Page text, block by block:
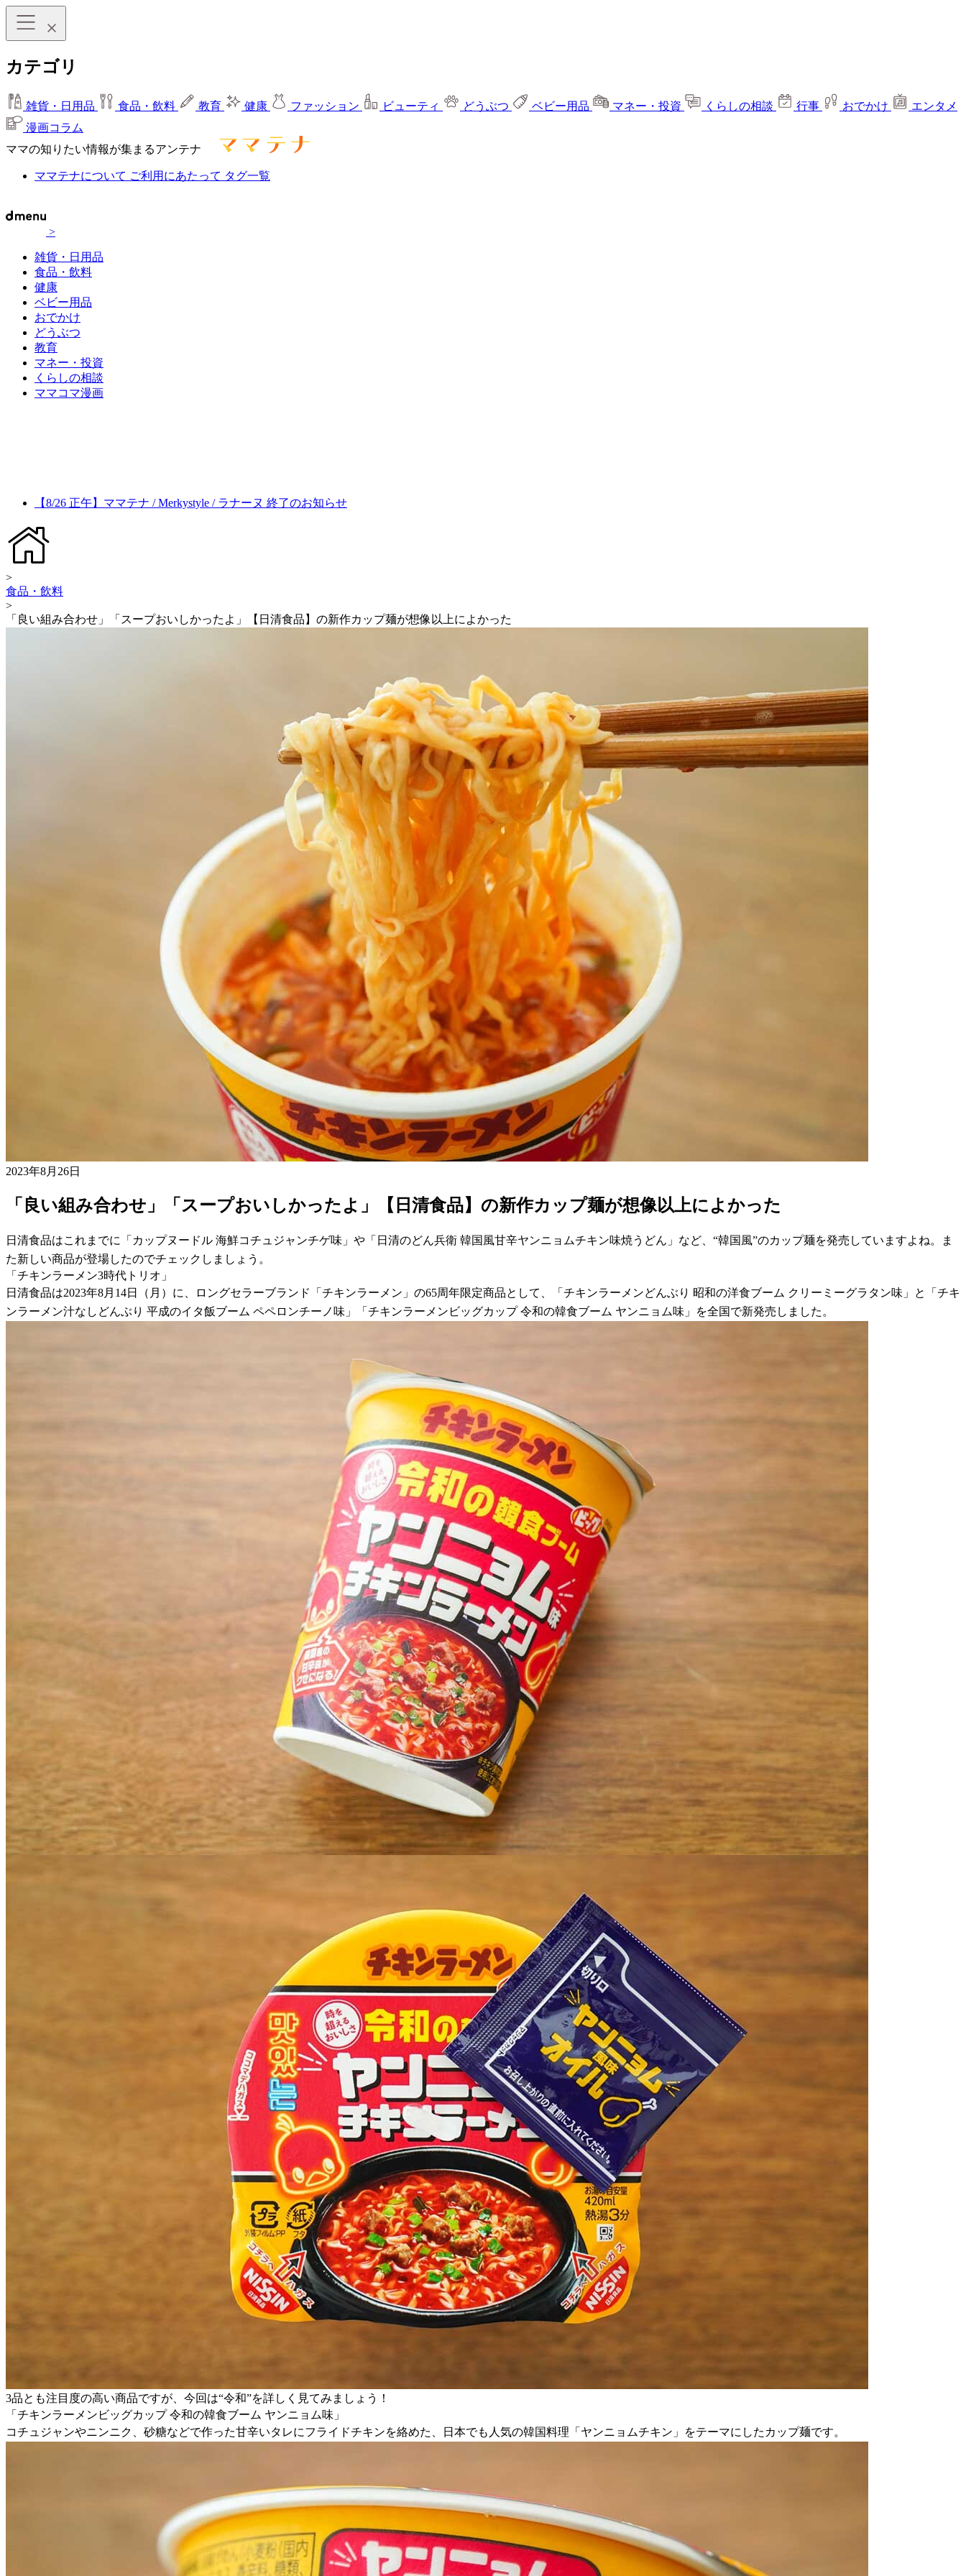
カテゴリ
雑貨・日用品 食品・飲料 教育 健康 ファッション ビューティ どうぶつ ベビー用品 マネー・投資 くらしの相談 行事 おでかけ
エンタメ
漫画コラム
ママの知りたい情報が集まるアンテナ
ママテナについて ご利用にあたって タグ一覧
>
雑貨・日用品
食品・飲料
健康
ベビー用品
おでかけ
どうぶつ
教育
マネー・投資
くらしの相談
ママコマ漫画
【8/26 正午】ママテナ / Merkystyle / ラナーヌ 終了のお知らせ
>
食品・飲料
>
「良い組み合わせ」「スープおいしかったよ」【日清食品】の新作カップ麺が想像以上によかった
2023年8月26日
「良い組み合わせ」「スープおいしかったよ」【日清食品】の新作カップ麺が想像以上によかった
日清食品はこれまでに「カップヌードル 海鮮コチュジャンチゲ味」や「日清のどん兵衛 韓国風甘辛ヤンニョムチキン味焼うどん」など、“韓国風”のカップ麺を発売していますよね。ま
た新しい商品が登場したのでチェックしましょう。
「チキンラーメン3時代トリオ」
日清食品は2023年8月14日（月）に、ロングセラーブランド「チキンラーメン」の65周年限定商品として、「チキンラーメンどんぶり 昭和の洋食ブーム クリーミーグラタン味」と「チキ
ンラーメン汁なしどんぶり 平成のイタ飯ブーム ペペロンチーノ味」「チキンラーメンビッグカップ 令和の韓食ブーム ヤンニョム味」を全国で新発売しました。
3品とも注目度の高い商品ですが、今回は“令和”を詳しく見てみましょう！
「チキンラーメンビッグカップ 令和の韓食ブーム ヤンニョム味」
コチュジャンやニンニク、砂糖などで作った甘辛いタレにフライドチキンを絡めた、日本でも人気の韓国料理「ヤンニョムチキン」をテーマにしたカップ麺です。